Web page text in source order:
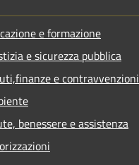
e formazione
e sicurezza pubblica
e contravvenzioni
benessere e assistenza